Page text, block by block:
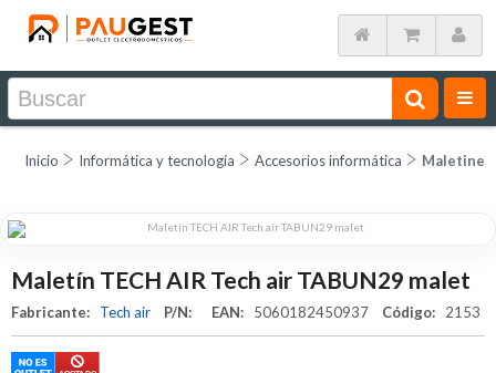
Inicio Informática y tecnología Accesorios informática Maletines
Maletín TECH AIR Tech air TABUN29 malet
Fabricante: Tech air P/N: EAN: 5060182450937 Código: 2153